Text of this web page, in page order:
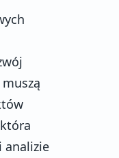
analizie